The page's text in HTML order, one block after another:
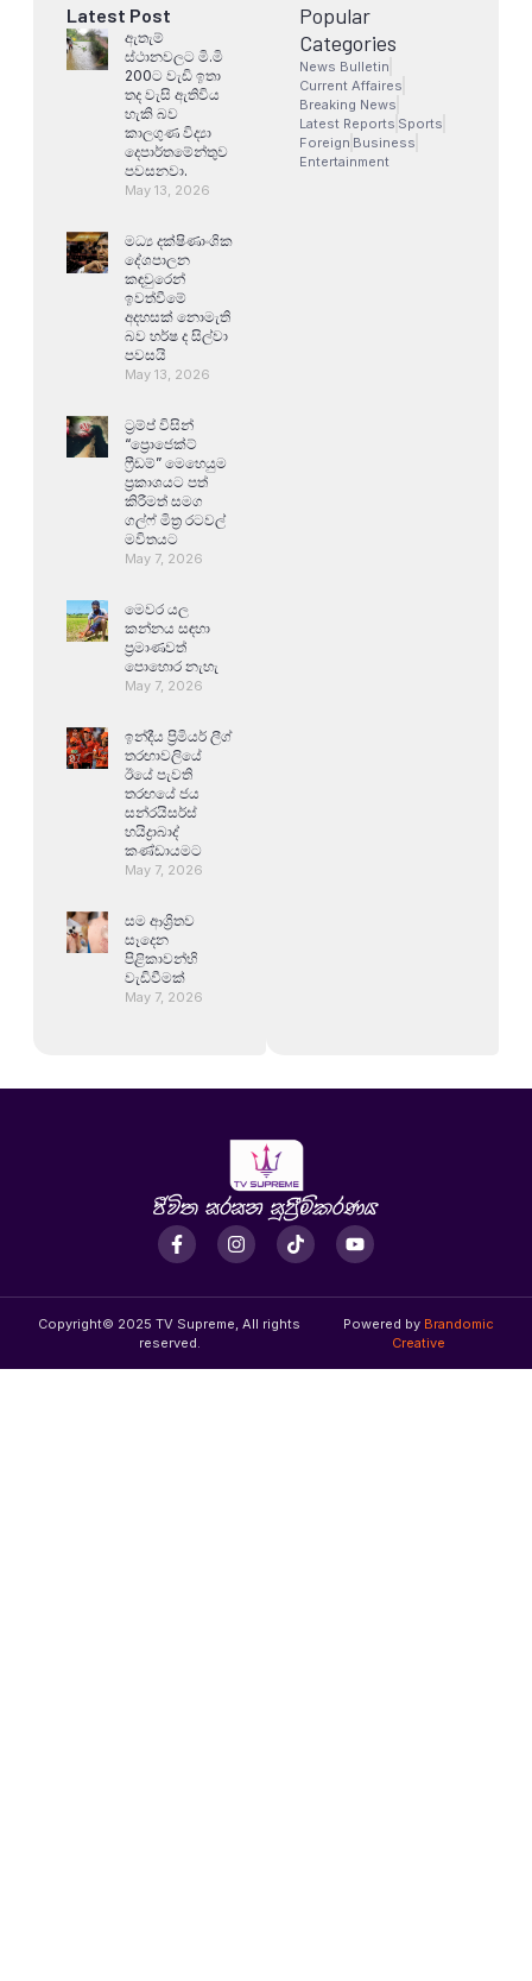
Latest Post
ඇතැම්
ස්ථානවලට මි.මි
200ට වැඩි ඉතා
තද වැසි ඇතිවිය
හැකි බව
කාලගුණ විද්‍යා
දෙපාර්තමේන්තුව
පවසනවා.
May 13, 2026
මධ්‍ය දක්ෂිණාංශික
දේශපාලන
කඳවුරෙන්
ඉවත්වීමේ
අදහසක් නොමැති
බව හර්ෂ ද සිල්වා
පවසයි
May 13, 2026
ට්‍රම්ප් විසින්
“ප්‍රොජෙක්ට්
ෆ්‍රීඩම්” මෙහෙයුම
ප්‍රකාශයට පත්
කිරීමත් සමග
ගල්ෆ් මිත්‍ර රටවල්
මවිතයට
May 7, 2026
මෙවර යල
කන්නය සඳහා
ප්‍රමාණවත්
පොහොර නැහැ
May 7, 2026
ඉන්දීය ප්‍රිමියර් ලීග්
තරඟාවලියේ
ඊයේ පැවති
තරඟයේ ජය
සන්රයිසර්ස්
හයිද්‍රාබාද්
කණ්ඩායමට
May 7, 2026
සම ආශ්‍රිතව
සෑදෙන
පිළිකාවන්හි
වැඩිවීමක්
May 7, 2026
Popular
Categories
News Bulletin
Current Affaires
Breaking News
Latest Reports Sports
Foreign Business
Entertainment
Copyright© 2025 TV Supreme, All rights
reserved.
Powered by Brandomic
Creative